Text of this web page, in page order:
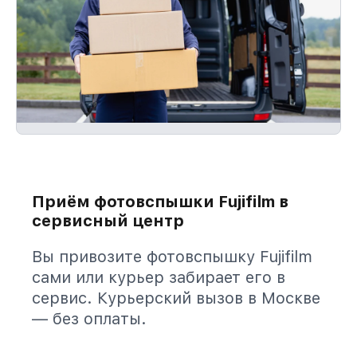
Приём фотовспышки Fujifilm в
сервисный центр
Вы привозите фотовспышку Fujifilm
сами или курьер забирает его в
сервис. Курьерский вызов в Москве
— без оплаты.